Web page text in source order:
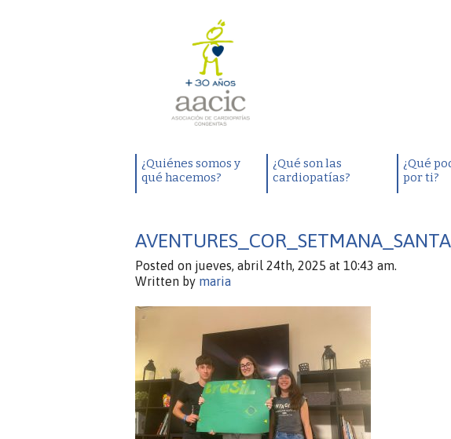
¿Quiénes somos y
qué hacemos?
¿Qué son las
cardiopatías?
¿Qué
por ti?
Posted on jueves, abril 24th, 2025 at 10:43 am.
Written by maria